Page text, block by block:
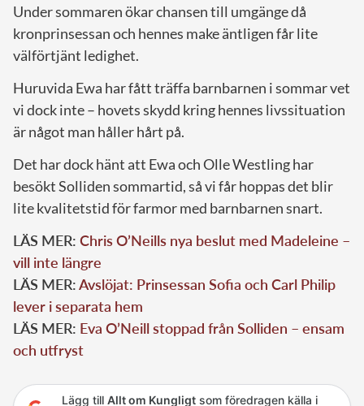
Under sommaren ökar chansen till umgänge då
kronprinsessan och hennes make äntligen får lite
välförtjänt ledighet.
Huruvida Ewa har fått träffa barnbarnen i sommar vet
vi dock inte – hovets skydd kring hennes livssituation
är något man håller hårt på.
Det har dock hänt att Ewa och Olle Westling har
besökt Solliden sommartid, så vi får hoppas det blir
lite kvalitetstid för farmor med barnbarnen snart.
LÄS MER: Chris O’Neills nya beslut med Madeleine –
vill inte längre
LÄS MER:Avslöjat: Prinsessan Sofia och Carl Philip
lever i separata hem
LÄS MER: Eva O’Neill stoppad från Solliden – ensam
och utfryst
Lägg till Allt om Kungligtsom föredragen källa i